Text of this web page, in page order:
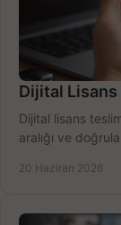
Dijital Lisans
Dijital lisans
aralığı ve
20 Haziran 2026